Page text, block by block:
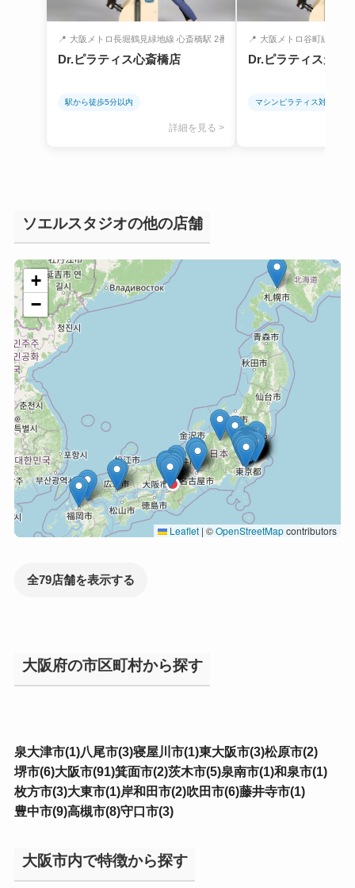
📍 大阪メトロ長堀鶴見緑地線 心斎橋駅 2番...
Dr.ピラティス心斎橋店
駅から徒歩5分以内
詳細を見る >
📍 大阪メトロ谷町線・阪
Dr.ピラティス天王
マシンピラティス対応
ソエルスタジオの他の店舗
+
−
Leaflet | ©OpenStreetMapcontributors
全79店舗を表示する
大阪府の市区町村から探す
泉大津市(1)八尾市(3)寝屋川市(1)東大阪市(3)松原市(2)
堺市(6)大阪市(91)箕面市(2)茨木市(5)泉南市(1)和泉市(1)
枚方市(3)大東市(1)岸和田市(2)吹田市(6)藤井寺市(1)
豊中市(9)高槻市(8)守口市(3)
大阪市内で特徴から探す